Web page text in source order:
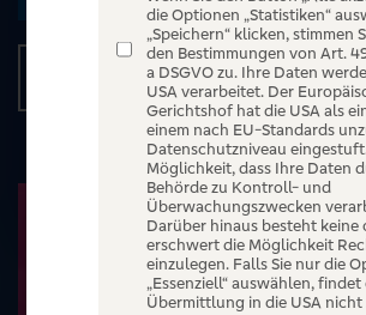
Details
die Optionen „Statistiken“
„Speichern“ klicken, stimmen
den Bestimmungen von Art.
a DSGVO zu. Ihre Daten
USA verarbeitet. Der
Gerichtshof hat die USA als
einem nach EU-Standards
Datenschutzniveau
Möglichkeit, dass Ihre Daten
Behörde zu Kontroll- und
Überwachungszwecken
Darüber hinaus besteht keine
erschwert die Möglichkeit
einzulegen. Falls Sie nur die
„Essenziell“ auswählen, findet
Übermittlung in die USA